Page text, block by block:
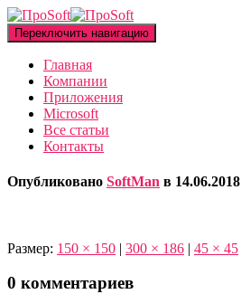
Переключить навигацию
Главная
Компании
Приложения
Microsoft
Все статьи
Контакты
Опубликовано SoftMan в 14.06.2018
Размер: 150 × 150 | 300 × 186 | 45 × 45
0 комментариев